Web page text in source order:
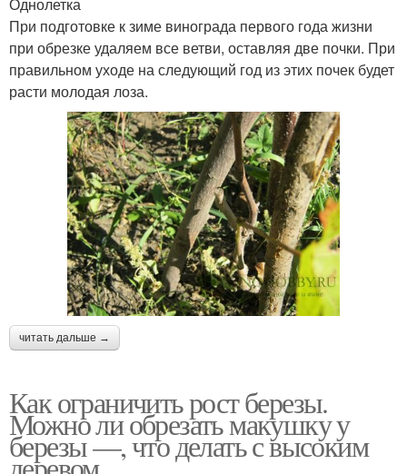
При подготовке к зиме винограда первого года жизни
при обрезке удаляем все ветви, оставляя две почки. При
правильном уходе на следующий год из этих почек будет
расти молодая лоза.
читать дальше →
Как ограничить рост березы.
Можно ли обрезать макушку у
березы —, что делать с высоким